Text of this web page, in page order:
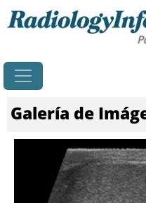
Galería de